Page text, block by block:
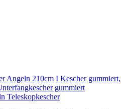
Angeln 210cm I Kescher gummiert,
gummiert
Teleskopkescher